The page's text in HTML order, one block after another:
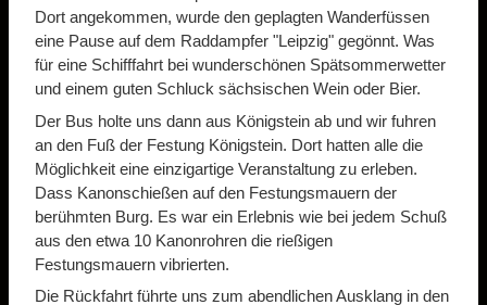
Dort angekommen, wurde den geplagten Wanderfüssen
eine Pause auf dem Raddampfer "Leipzig" gegönnt. Was
für eine Schifffahrt bei wunderschönen Spätsommerwetter
und einem guten Schluck sächsischen Wein oder Bier.
Der Bus holte uns dann aus Königstein ab und wir fuhren
an den Fuß der Festung Königstein. Dort hatten alle die
Möglichkeit eine einzigartige Veranstaltung zu erleben.
Dass Kanonschießen auf den Festungsmauern der
berühmten Burg. Es war ein Erlebnis wie bei jedem Schuß
aus den etwa 10 Kanonrohren die rießigen
Festungsmauern vibrierten.
Die Rückfahrt führte uns zum abendlichen Ausklang in den